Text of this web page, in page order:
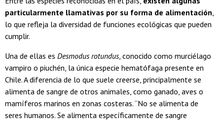
particularmente llamativas por su forma de alimentación
lo que refleja la diversidad de funciones ecológicas que pueden
cumplir.
Una de ellas es Desmodus rotundus, conocido como murciélago
vampiro o piuchén, la única especie hematófaga presente en
Chile. A diferencia de lo que suele creerse, principalmente se
alimenta de sangre de otros animales, como ganado, aves o
mamíferos marinos en zonas costeras. “No se alimenta de
seres humanos. Se alimenta específicamente de sangre